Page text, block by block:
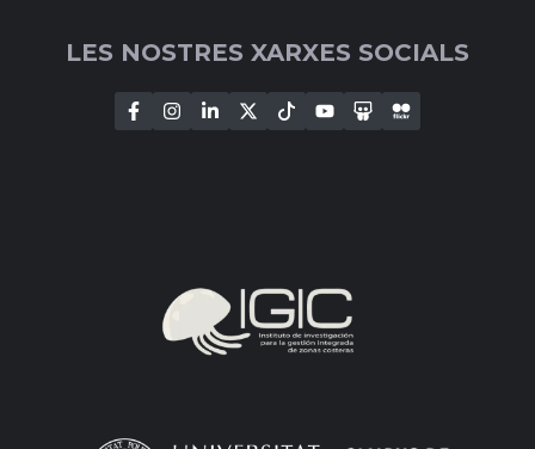
LES NOSTRES XARXES SOCIALS